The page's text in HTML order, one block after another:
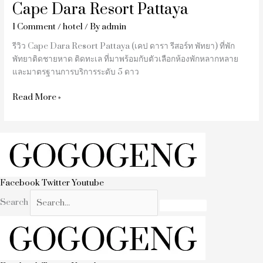
Cape Dara Resort Pattaya
1 Comment/hotel/ Byadmin
รีวิว Cape Dara Resort Pattaya (เคป ดารา รีสอร์ท พัทยา) ที่พัก
พัทยาติดชายหาด ติดทะเล ที่มาพร้อมกับตัวเลือกห้องพักหลากหลาย
และมาตรฐานการบริการระดับ 5 ดาว
Read More »
FacebookTwitterYoutube
Search